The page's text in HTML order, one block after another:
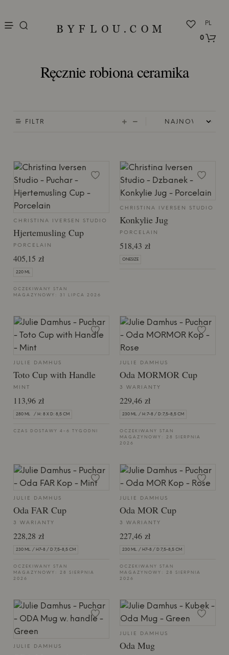
PL
0
Ręcznie robiona ceramika
FILTR
CHRISTINA IVERSEN STUDIO
Hjertemusling Cup
PORCELAIN
405,15 zł
220 ML
OCZEKIWANY STAN
MAGAZYNOWY: 31 LIPCA 2026
CHRISTINA IVERSEN STUDIO
Konkylie Jug
PORCELAIN
518,43 zł
ONESIZE
JULIE DAMHUS
Toto Cup with Handle
MINT
113,96 zł
280 ML / H: 8 X D: 8,5 CM
CZAS DOSTAWY 4-6 TYGODNI
JULIE DAMHUS
Oda MORMOR Cup
3 WARIANTY
229,46 zł
230 ML. / H:7-8 / D:7,5-8,5 CM
OCZEKIWANY STAN
MAGAZYNOWY: 28 SIERPNIA
2026
JULIE DAMHUS
Oda FAR Cup
3 WARIANTY
228,28 zł
230 ML. / H7-8 / D 7,5-8,5 CM
OCZEKIWANY STAN
MAGAZYNOWY: 28 SIERPNIA
2026
JULIE DAMHUS
Oda MOR Cup
3 WARIANTY
227,46 zł
230 ML. / H7-8 / D 7,5-8,5 CM
OCZEKIWANY STAN
MAGAZYNOWY: 28 SIERPNIA
2026
JULIE DAMHUS
JULIE DAMHUS
Oda Mug